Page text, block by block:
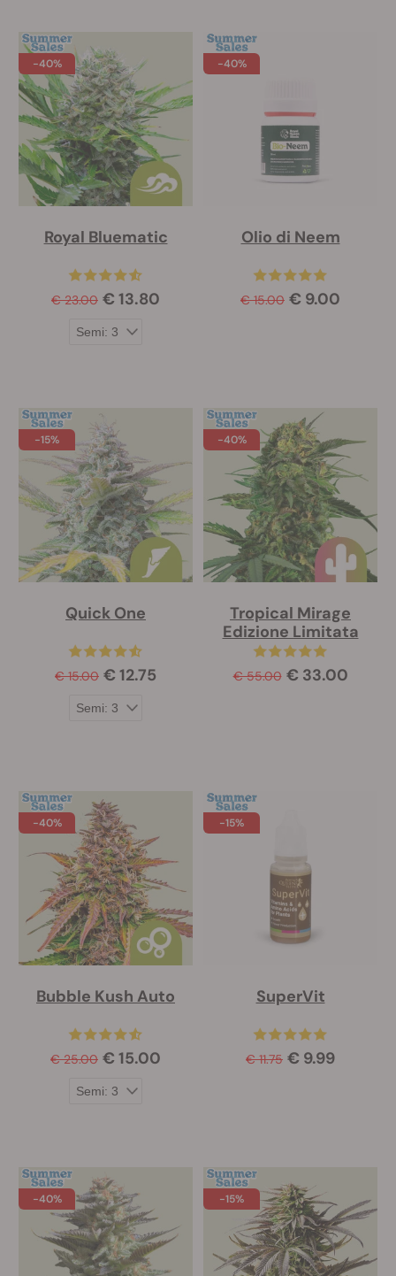
-40%
Royal Bluematic
€ 23.00 € 13.80
-40%
Olio di Neem
€ 15.00 € 9.00
-15%
Quick One
€ 15.00 € 12.75
-40%
Tropical Mirage
Edizione Limitata
€ 55.00 € 33.00
-40%
Bubble Kush Auto
€ 25.00 € 15.00
-15%
SuperVit
€ 11.75 € 9.99
-40% -15%